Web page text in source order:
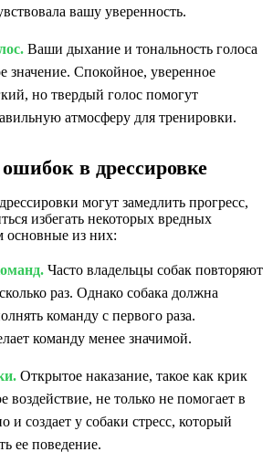
вашу уверенность.
Ваши дыхание и тональность голоса
значение. Спокойное, уверенное
но твердый голос помогут
атмосферу для тренировки.
в дрессировке
могут замедлить прогресс,
избегать некоторых вредных
основные из них:
Часто владельцы собак повторяют
раз. Однако собака должна
команду с первого раза.
команду менее значимой.
Открытое наказание, такое как крик
воздействие, не только не помогает в
и создает у собаки стресс, который
ее поведение.